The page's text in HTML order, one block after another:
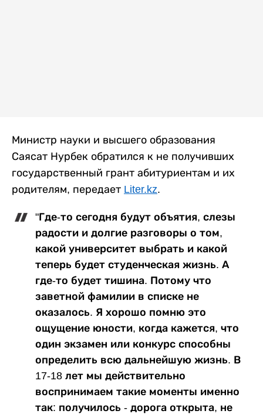
Министр науки и высшего образования
Саясат Нурбек обратился к не получивших
государственный грант абитуриентам и их
родителям, передает Liter.kz.
"Где-то сегодня будут объятия, слезы
радости и долгие разговоры о том,
какой университет выбрать и какой
теперь будет студенческая жизнь. А
где-то будет тишина. Потому что
заветной фамилии в списке не
оказалось. Я хорошо помню это
ощущение юности, когда кажется, что
один экзамен или конкурс способны
определить всю дальнейшую жизнь. В
17-18 лет мы действительно
воспринимаем такие моменты именно
так: получилось - дорога открыта, не